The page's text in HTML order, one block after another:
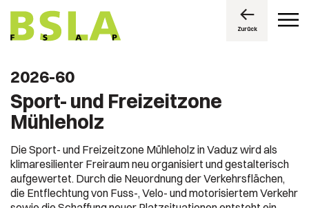
Zurück
2026-60
Sport- und Freizeitzone
Mühleholz
Die Sport- und Freizeitzone Mühleholz in Vaduz wird als
klimaresilienter Freiraum neu organisiert und gestalterisch
aufgewertet. Durch die Neuordnung der Verkehrsflächen,
die Entflechtung von Fuss-, Velo- und motorisiertem Verkehr